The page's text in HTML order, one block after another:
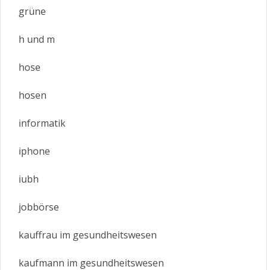
grüne
h und m
hose
hosen
informatik
iphone
iubh
jobbörse
kauffrau im gesundheitswesen
kaufmann im gesundheitswesen